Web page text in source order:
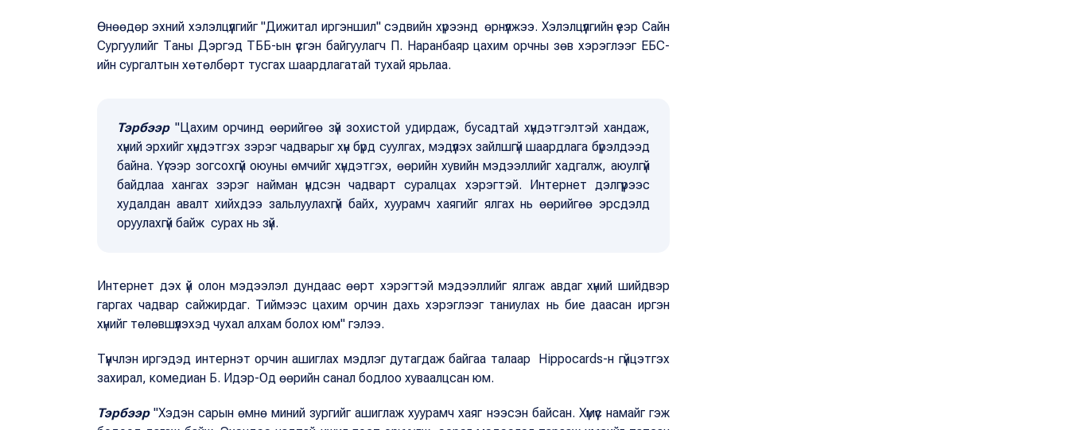
Өнөөдөр эхний хэлэлцүүлгийг "Дижитал иргэншил" сэдвийн хүрээнд өрнүүлжээ. Хэлэлцүүлгийн үеэр Сайн
Сургуулийг Таны Дэргэд ТББ-ын үүсгэн байгуулагч П. Наранбаяр цахим орчны зөв хэрэглээг ЕБС-
ийн сургалтын хөтөлбөрт тусгах шаардлагатай тухай ярьлаа.
Тэрбээр "Цахим орчинд өөрийгөө зүй зохистой удирдаж, бусадтай хүндэтгэлтэй хандаж,
хүний эрхийг хүндэтгэх зэрэг чадварыг хүн бүрд суулгах, мэдүүлэх зайлшгүй шаардлага бүрэлдээд
байна. Үүгээр зогсохгүй оюуны өмчийг хүндэтгэх, өөрийн хувийн мэдээллийг хадгалж, аюулгүй
байдлаа хангах зэрэг найман үндсэн чадварт суралцах хэрэгтэй. Интернет дэлгүүрээс
худалдан авалт хийхдээ зальлуулахгүй байх, хуурамч хаягийг ялгах нь өөрийгөө эрсдэлд
оруулахгүй байж сурах нь зүй.
Интернет дэх үй олон мэдээлэл дундаас өөрт хэрэгтэй мэдээллийг ялгаж авдаг хүний шийдвэр
гаргах чадвар сайжирдаг. Тиймээс цахим орчин дахь хэрэглээг таниулах нь бие даасан иргэн
хүнийг төлөвшүүлэхэд чухал алхам болох юм" гэлээ.
Түүнчлэн иргэдэд интернэт орчин ашиглах мэдлэг дутагдаж байгаа талаар Hippocards-н гүйцэтгэх
захирал, комедиан Б. Идэр-Од өөрийн санал бодлоо хуваалцсан юм.
Тэрбээр"Хэдэн сарын өмнө миний зургийг ашиглаж хуурамч хаяг нээсэн байсан. Хүмүүс намайг гэж